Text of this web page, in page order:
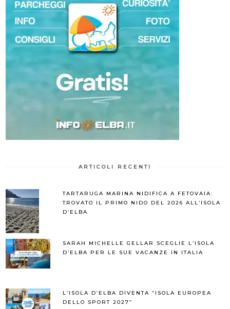
ARTICOLI RECENTI
TARTARUGA MARINA NIDIFICA A FETOVAIA:
TROVATO IL PRIMO NIDO DEL 2026 ALL’ISOLA
D’ELBA
SARAH MICHELLE GELLAR SCEGLIE L’ISOLA
D’ELBA PER LE SUE VACANZE IN ITALIA
L’ISOLA D’ELBA DIVENTA “ISOLA EUROPEA
DELLO SPORT 2027”